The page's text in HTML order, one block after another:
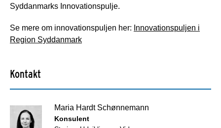
Syddanmarks Innovationspulje.
Se mere om innovationspuljen her: Innovationspuljen i
Region Syddanmark
Kontakt
Maria Hardt Schønnemann
Konsulent